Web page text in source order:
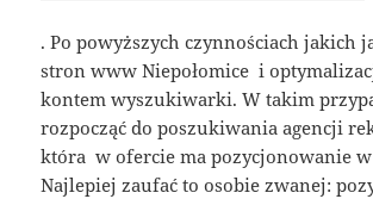
. Po powyższych czynnościach jakich
stron www Niepołomice i
kontem wyszukiwarki. W takim
rozpocząć do poszukiwania agencji
która w ofercie ma pozycjonowanie w
Najlepiej zaufać to osobie zwanej: